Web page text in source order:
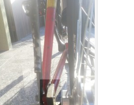
que faltou para funcionar redondo.
Precisou ser usinada.
gripshift possui um visor numérico,
sem esforço. Pode-se inclusive
o dedão.